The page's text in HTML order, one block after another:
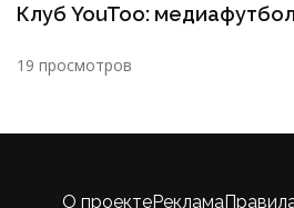
Клуб YouToo:
19 просмотров
О проектеРеклама